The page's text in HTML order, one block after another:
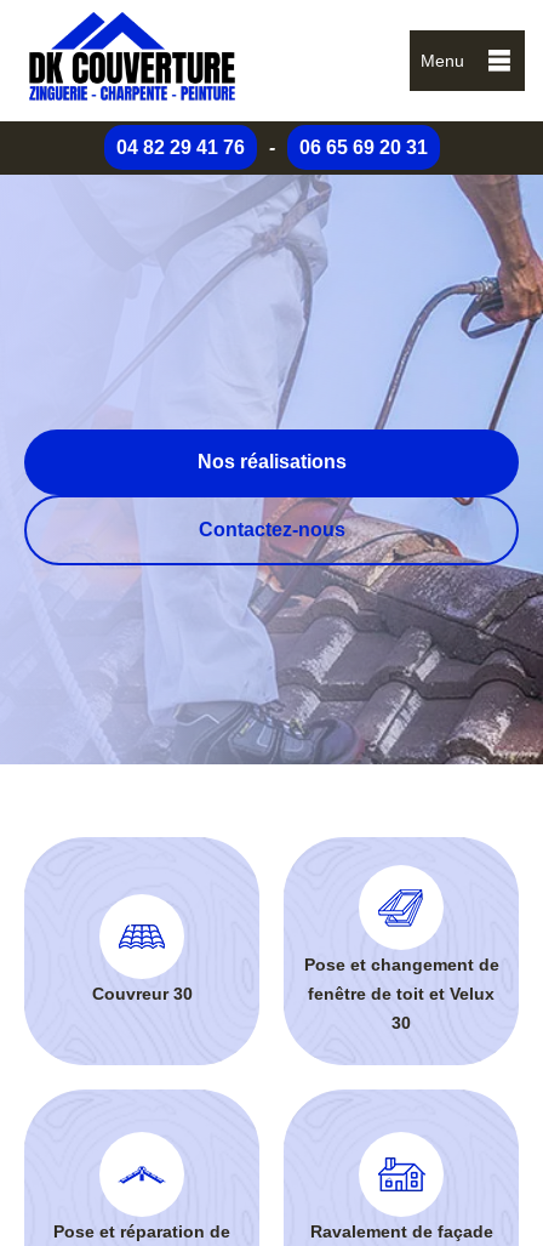
Menu
04 82 29 41 76 - 06 65 69 20 31
Nos réalisations
Contactez-nous
Couvreur 30
Pose et changement de
fenêtre de toit et Velux
30
Pose et réparation de
Ravalement de façade